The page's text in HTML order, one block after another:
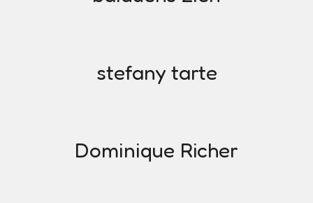
stefany tarte
Dominique Richer